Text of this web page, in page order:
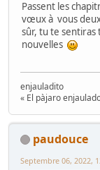
Passent les
vœux à vous
sûr, tu te
nouvelles
enjauladito
« El pàjaro
paudouce
Septembre 06, 2022,